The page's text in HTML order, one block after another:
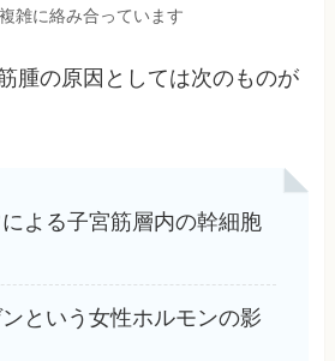
雑に絡み合っています
腫の原因としては次のものが
よる子宮筋層内の幹細胞
という女性ホルモンの影